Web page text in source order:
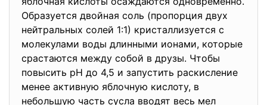
Образуется двойная соль (пропорция двух
нейтральных солей 1:1) кристаллизуется с
молекулами воды длинными ионами, которые
срастаются между собой в друзы. Чтобы
повысить рН до 4,5 и запустить раскисление
менее активную яблочную кислоту, в
небольшую часть сусла вводят весь мел